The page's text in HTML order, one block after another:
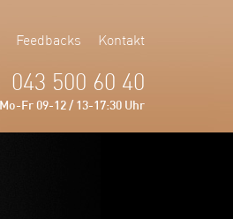
Feedbacks Kontakt
043 500 60 40
Mo-Fr 09-12 / 13-17:30 Uhr